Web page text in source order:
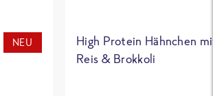
NEU
High Protein Hähnchen
Reis & Brokkoli